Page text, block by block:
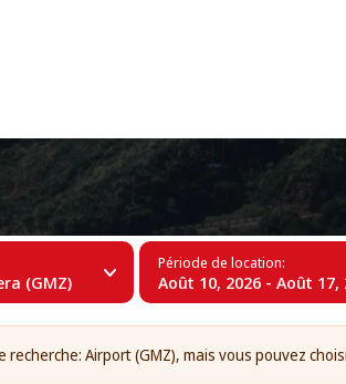
(GMZ)
Période de location:
Août 10, 2026 - Août 17,
Airport (GMZ), mais vous pouvez